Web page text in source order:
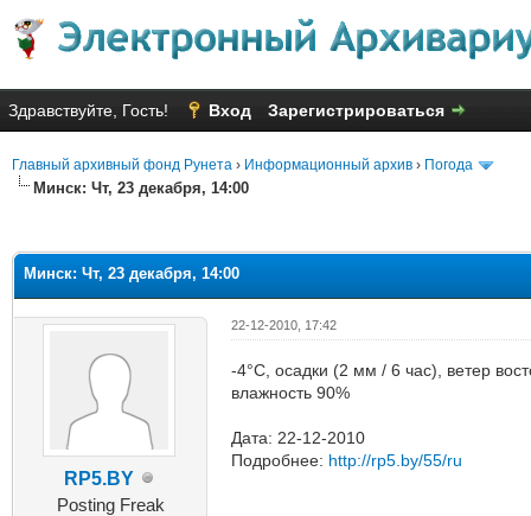
Здравствуйте, Гость! Вход Зарегистрироваться
Главный архивный фонд Рунета › Информационный архив › Погода
Минск: Чт, 23 декабря, 14:00
Минск: Чт, 23 декабря, 14:00
RP5.BY
Posting Freak
22-12-2010, 17:42
-4°C, осадки (2 мм / 6 час), ветер
влажность 90%
Дата: 22-12-2010
Подробнее: http://rp5.by/55/ru